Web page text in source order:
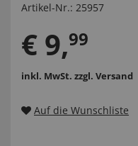
Artikel-Nr.: 25957
€ 9,99
inkl. MwSt. zzgl. Versand
Auf die Wunschliste